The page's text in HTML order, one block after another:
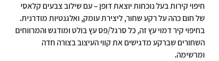
חיפוי קירות בעל נוכחות יוצאת דופן – עם שילוב צבעים קלאסי
של חום כהה על רקע שחור, ליצירת עומק, ואלגנטיות מודרנית.
בחיפוי קיר דמוי עץ זה, כל סרגל/פס עץ בולט ומודגש והמרווחים
השחורים שברקע מדגישים את קווי העיצוב בצורה חדה
ומרשימה.